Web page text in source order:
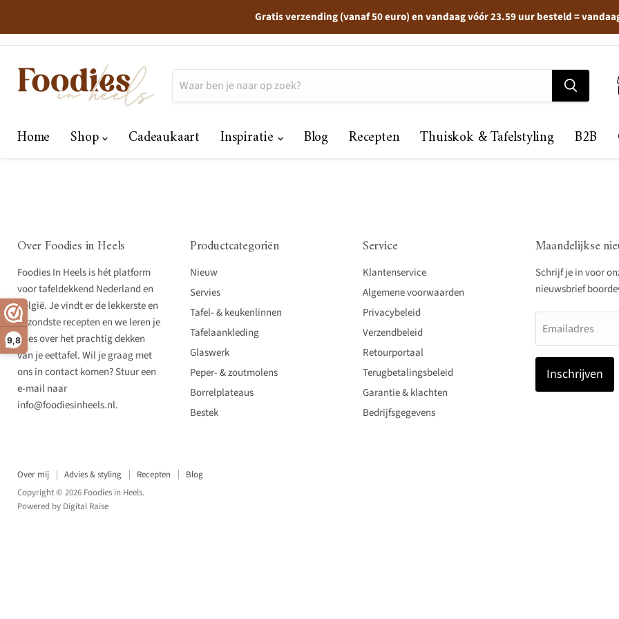
9,8
Gratis verzending (vanaf 50 euro) en vandaag vóór 23.59 uur besteld =
Home Shop Cadeaukaart Inspiratie Blog Recepten Thuiskok & Tafelstyling B2B
Over Foodies in Heels
Foodies In Heels is hét platform
voor tafeldekkend Nederland en
België. Je vindt er de lekkerste en
gezondste recepten en we leren je
alles over het prachtig dekken
van je eettafel. Wil je graag met
ons in contact komen? Stuur een
e-mail naar
info@foodiesinheels.nl.
Productcategoriën
Nieuw
Servies
Tafel- & keukenlinnen
Tafelaankleding
Glaswerk
Peper- & zoutmolens
Borrelplateaus
Bestek
Service
Klantenservice
Algemene voorwaarden
Privacybeleid
Verzendbeleid
Retourportaal
Terugbetalingsbeleid
Garantie & klachten
Bedrijfsgegevens
Maandelijkse
Schrijf je in voor
nieuwsbrief
Emailadres
Inschrijven
Over mij Advies & styling Recepten
Blog
Copyright © 2026 Foodies in Heels.
Powered by Digital Raise